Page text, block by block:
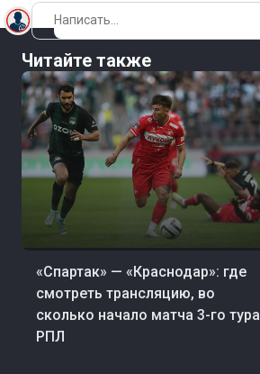
Читайте также
«Спартак» — «Краснодар»: где
смотреть трансляцию, во
сколько начало матча 3-го тура
РПЛ